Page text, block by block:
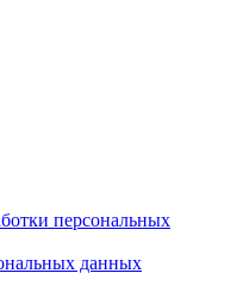
персональных
данных